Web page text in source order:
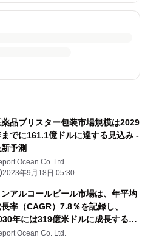
薬品ブリスター包装市場規模は2029
でに161.1億ドルに達する見込み -
予測
Ocean Co. Ltd.
2023年9月18日 05:30
ンアルコールビール市場は、年平均
率（CAGR）7.8％を記録し、
年には319億米ドルに成長すると
測されるOcean Co. Ltd.